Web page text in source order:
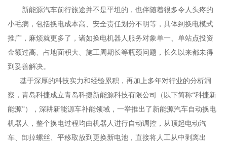
新能源汽车前行旅途并不是平坦的，也伴随着很多令人头疼的
小毛病，包括换电成本高、安全责任划分不明等，具体到换电模式
推广，麻烦就更多了，诸如换电机器人服务对象单一、单站点投资
金额过高、占地面积大、施工周期长等瓶颈问题，长久以来都未得
到妥善解决。
基于深厚的科技实力和经验累积，再加上多年对行业的分析洞
察，青岛科捷成立青岛科捷新能源科技有限公司（以下简称“科捷新
能源”），深耕新能源车补能领域，一举推出了新能源汽车自动换电
机器人，整个换电过程均由机器人进行自动调控，从顶起电动汽
车、卸掉螺丝、平移取放到更换新电池，直接将人工从中剥离出